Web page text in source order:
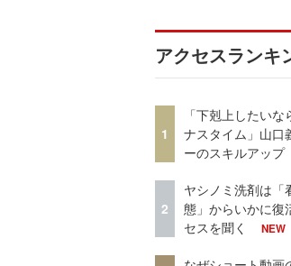
アクセスランキ
1
「下剋上したい
ナスタイム」山口
ーのスキルアップ
2
ヤシノミ洗剤は「
態」からいかに復
セスを聞く
NEW